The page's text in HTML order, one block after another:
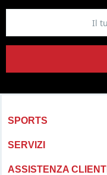
SPORTS
SERVIZI
ASSISTENZA CLIENTI